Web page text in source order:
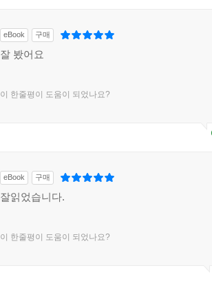
eBook 구매
잘 봤어요
이 한줄평이 도움이 되었나요?
eBook 구매
잘읽었습니다.
이 한줄평이 도움이 되었나요?